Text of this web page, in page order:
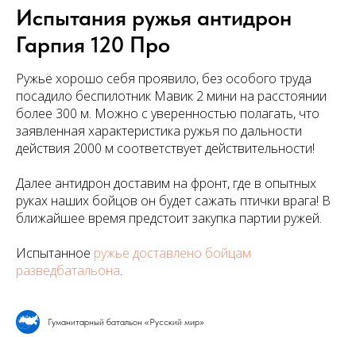
Испытания ружья антидрон
Гарпия 120 Про
Ружьё хорошо себя проявило, без особого труда
посадило беспилотник Мавик 2 мини на расстоянии
более 300 м. Можно с уверенностью полагать, что
заявленная характеристика ружья по дальности
действия 2000 м соответствует действительности!
Далее антидрон доставим на фронт, где в опытных
руках наших бойцов он будет сажать птички врага! В
ближайшее время предстоит закупка партии ружей.
Испытанное ружьё доставлено бойцам
разведбатальона.
Гуманитарный батальон «Русский мир»